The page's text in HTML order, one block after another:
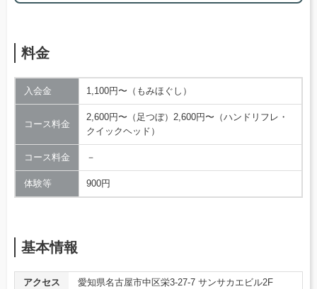
料金
入会金 1,100円〜（もみほぐし）
コース料金
2,600円〜（足つぼ）2,600円〜（ハンドリフレ・
クイックヘッド）
コース料金 －
体験等 900円
基本情報
アクセス
愛知県名古屋市中区栄3-27-7 サンサカエビル2F